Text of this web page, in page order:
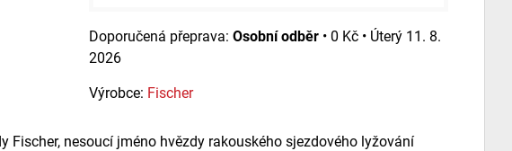
Osobní odběr • 0 Kč • Úterý 11. 8.
2026
Výrobce: Fischer
nesoucí jméno hvězdy rakouského sjezdového lyžování